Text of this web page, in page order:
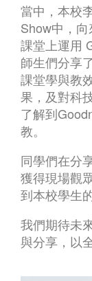
當中，本校
Show中，
課堂上運用
師生們分享
課堂學與教
果，及對科
了解到
教。
同學們在分
獲得現場觀
到本校學生
我們期待未
與分享，以